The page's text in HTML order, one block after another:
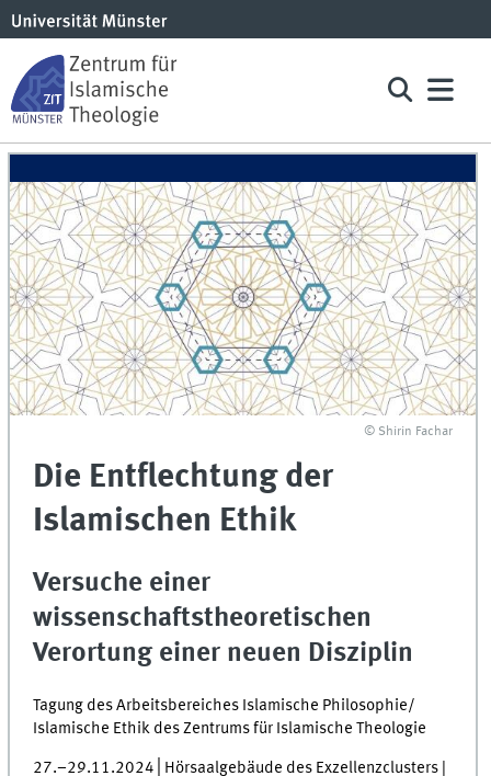
© Shirin Fachar
Die Entflechtung der
Islamischen Ethik
Versuche einer
wissenschaftstheoretischen
Verortung einer neuen Disziplin
Tagung des Arbeitsbereiches Islamische Philosophie/
Islamische Ethik des Zentrums für Islamische Theologie
27.–29.11.2024│Hörsaalgebäude des Exzellenzclusters |